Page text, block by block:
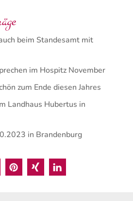
beim Standesamt mit
im Hospitz November
zum Ende diesen Jahres
Landhaus Hubertus in
in Brandenburg